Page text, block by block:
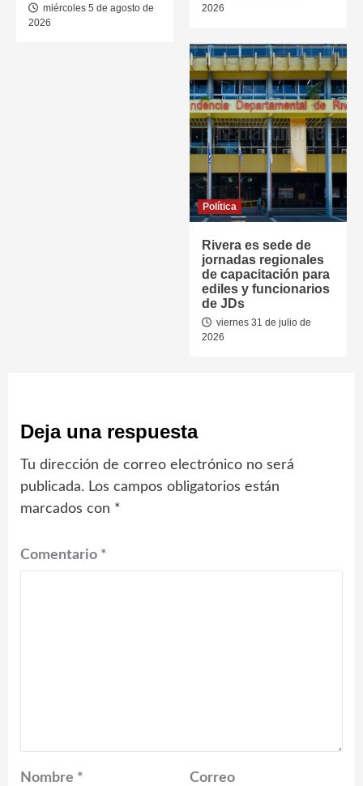
miércoles 5 de agosto de
2026
2026
Política
Rivera es sede de
jornadas regionales
de capacitación para
ediles y funcionarios
de JDs
viernes 31 de julio de
2026
Deja una respuesta
Tu dirección de correo electrónico no será
publicada. Los campos obligatorios están
marcados con *
Comentario *
Nombre *
Correo